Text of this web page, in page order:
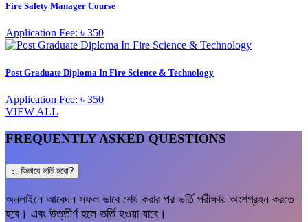
Fire Safety Manager Course
Application Fee: ৳ 350
Post Graduate Diploma In Fire Science & Technology
Application Fee: ৳ 350
VIEW ALL
FREQUENTLY ASKED QUESTIONS
১. কিভাবে ভর্তি হবো?
অনলাইনে আবেদন সফল ভাবে শেষ করার পর ভর্তি পরীক্ষায় অংশগ্রহন করতে
হবে। এবং উত্তীর্ণ হলে ভর্তি হওয়া যাবে।